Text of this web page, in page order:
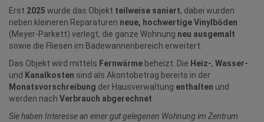
Erst 2025 wurde das Objekt teilweise saniert, dabei wurden
neben kleineren Reparaturen neue, hochwertige Vinylböden
(Meyer-Parkett) verlegt, die ganze Wohnung neu ausgemalt
sowie die Fliesen im Badewannenbereich erweitert.
Das Objekt wird mittels Fernwärme beheizt. Die Heiz-, Wasser-
und Kanalkosten sind als Akontobetrag bereits in der
Monatsvorschreibung der Hausverwaltung enthalten und
werden nach Verbrauch abgerechnet.
Sie haben Interesse an einer gut gelegenen Wohnung im Zentrum